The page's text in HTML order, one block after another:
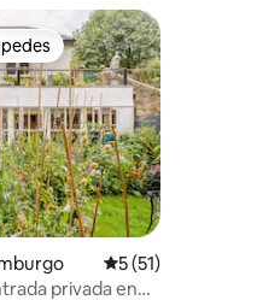
más destacados
Calificación
5 (51)
privada en